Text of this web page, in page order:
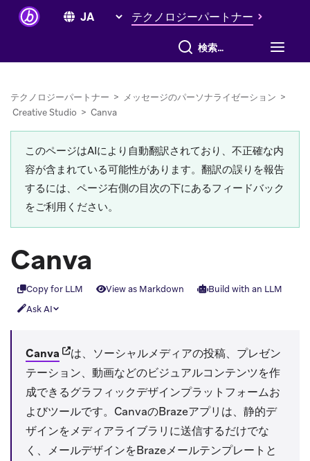
テクノロジーパートナー
すべて検索
テクノロジーパートナー > メッセージのパーソナライゼーション >
Creative Studio > Canva
このページはAIにより自動翻訳されており、不正確な内
容が含まれている可能性があります。翻訳の誤りを報告
するには、ページ右側の目次の下にあるフィードバック
をご利用ください。
Canva
Copy for LLM View as Markdown
Build with an LLM
Ask AI
Canva (opens in new tab)
は、ソーシャルメディアの投稿、プレゼン
テーション、動画などのビジュアルコンテンツを作
成できるグラフィックデザインプラットフォームお
よびツールです。CanvaのBrazeアプリは、静的デ
ザインをメディアライブラリに送信するだけでな
く、 メールデザインをBrazeメールテンプレートと